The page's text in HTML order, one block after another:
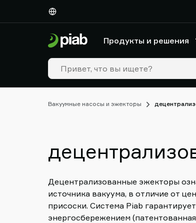
Продукты и решения
Вакуумные насосы и эжекторы
Децентрализованные эжекторы
источника вакуума, в отличие от
присоски. Система Piab
энергосбережением
Продукты
Отрасли
технологии
Resources
Контактная
партнера